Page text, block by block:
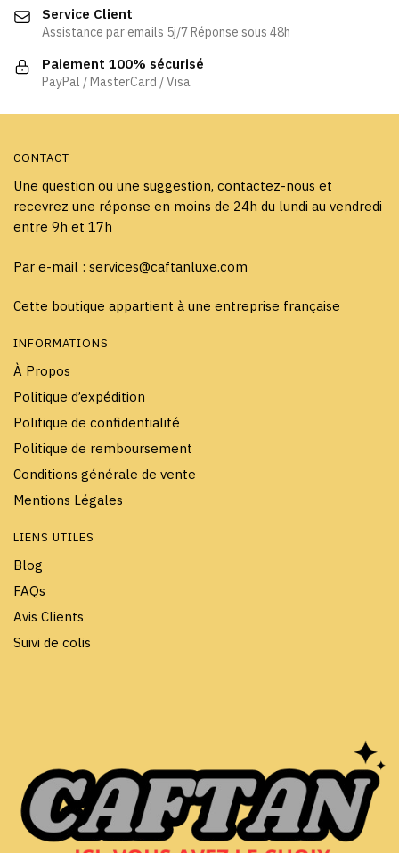
choisies
sur
la
page
Service Client
Assistance par emails 5j/7 Réponse sous 48h
Paiement 100% sécurisé
PayPal / MasterCard / Visa
CONTACT
Une question ou une suggestion, contactez-nous et
recevrez une réponse en moins de 24h du lundi au vendredi
entre 9h et 17h
Par e-mail : services@caftanluxe.com
Cette boutique appartient à une entreprise française
INFORMATIONS
À Propos
Politique d’expédition
Politique de confidentialité
Politique de remboursement
Conditions générale de vente
Mentions Légales
LIENS UTILES
Blog
FAQs
Avis Clients
Suivi de colis